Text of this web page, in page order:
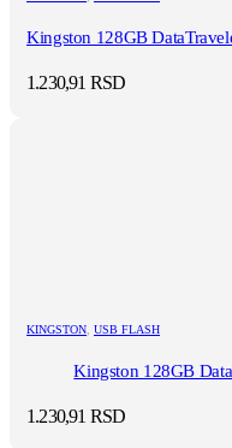
Kingston 128GB
1.230,91 RSD
KINGSTON, USB FLASH
Kingston 128GB
1.230,91 RSD